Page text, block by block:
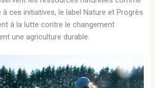
à ces initiatives, le label Nature et Progrès
à la lutte contre le changement
une agriculture durable.